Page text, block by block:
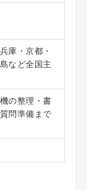
庫・京都・
など全国主
の整理・書
問準備まで